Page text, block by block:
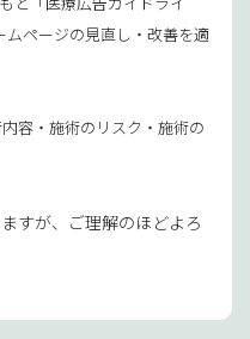
ページの見直し・改善を適
容・施術のリスク・施術の
すが、ご理解のほどよろ